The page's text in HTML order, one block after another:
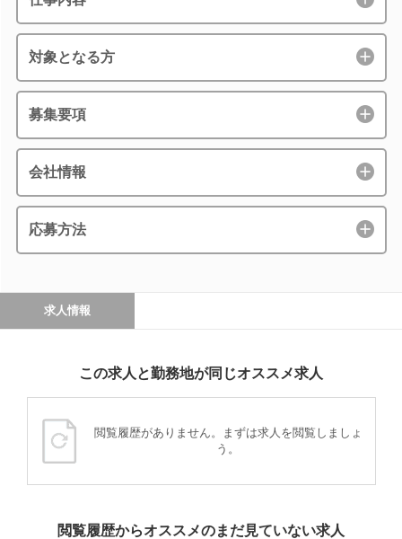
対象となる方
募集要項
会社情報
応募方法
求人情報
この求人と勤務地が同じオススメ求人
閲覧履歴がありません。まずは求人を閲覧しましょ
う。
閲覧履歴からオススメのまだ見ていない求人